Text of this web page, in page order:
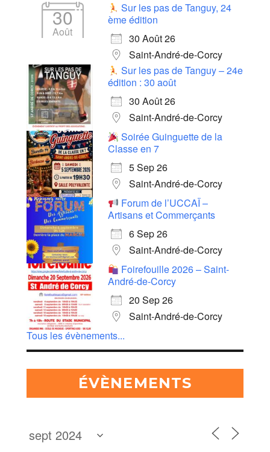
30
Août
Sur les pas de Tanguy, 24
ème édition
30 Août 26
Saint-André-de-Corcy
Sur les pas de Tanguy – 24e
édition : 30 août
30 Août 26
Saint-André-de-Corcy
Soirée Guinguette de la
Classe en 7
5 Sep 26
Saint-André-de-Corcy
Forum de l’UCCAÏ –
Artisans et Commerçants
6 Sep 26
Saint-André-de-Corcy
Foirefouille 2026 – Saint-
André-de-Corcy
20 Sep 26
Saint-André-de-Corcy
Tous les évènements...
ÉVÈNEMENTS